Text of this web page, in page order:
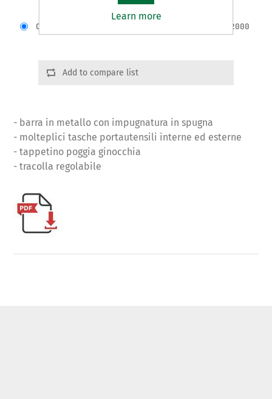
Varianti del prodotto
Cod.: 87971 | A:420 | B:260 | H:300 | g.2000
Add to compare list
- barra in metallo con impugnatura in spugna
- molteplici tasche portautensili interne ed esterne
- tappetino poggia ginocchia
- tracolla regolabile
Learn more